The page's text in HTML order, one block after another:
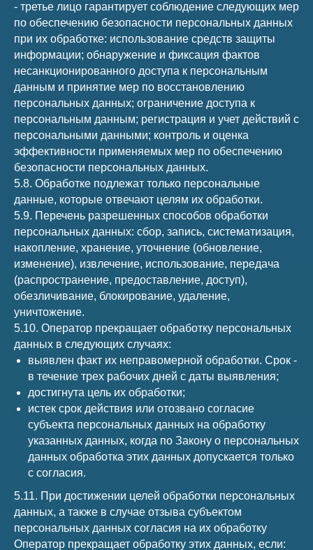
- третье лицо гарантирует соблюдение следующих мер
по обеспечению безопасности персональных данных
при их обработке: использование средств защиты
информации; обнаружение и фиксация фактов
несанкционированного доступа к персональным
данным и принятие мер по восстановлению
персональных данных; ограничение доступа к
персональным данным; регистрация и учет действий с
персональными данными; контроль и оценка
эффективности применяемых мер по обеспечению
безопасности персональных данных.
5.8. Обработке подлежат только персональные
данные, которые отвечают целям их обработки.
5.9. Перечень разрешенных способов обработки
персональных данных: сбор, запись, систематизация,
накопление, хранение, уточнение (обновление,
изменение), извлечение, использование, передача
(распространение, предоставление, доступ),
обезличивание, блокирование, удаление,
уничтожение.
5.10. Оператор прекращает обработку персональных
данных в следующих случаях:
выявлен факт их неправомерной обработки. Срок -
в течение трех рабочих дней с даты выявления;
достигнута цель их обработки;
истек срок действия или отозвано согласие
субъекта персональных данных на обработку
указанных данных, когда по Закону о персональных
данных обработка этих данных допускается только
с согласия.
5.11. При достижении целей обработки персональных
данных, а также в случае отзыва субъектом
персональных данных согласия на их обработку
Оператор прекращает обработку этих данных, если: